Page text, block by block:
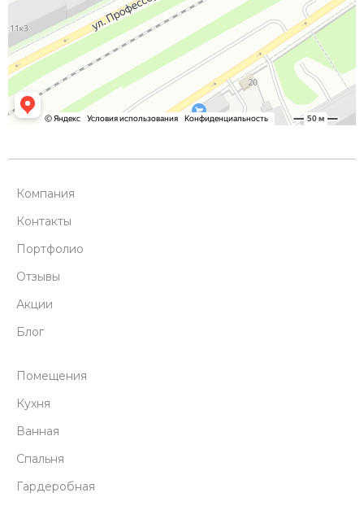
Компания
Контакты
Портфолио
Отзывы
Акции
Блог
Помещения
Кухня
Ванная
Спальня
Гардеробная